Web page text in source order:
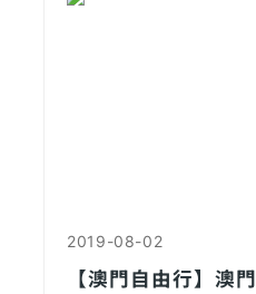
2019-08-02
【澳門自由行】澳